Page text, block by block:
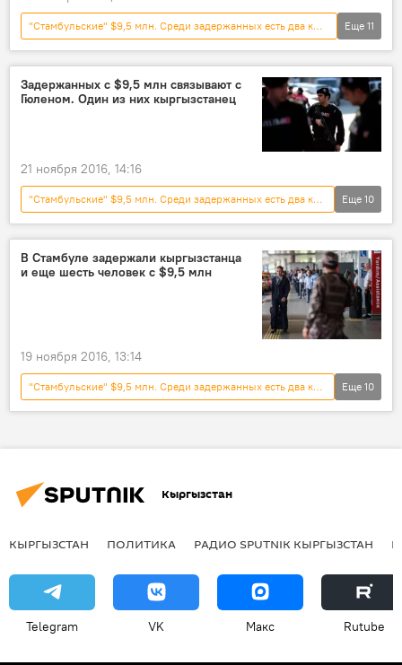
"Стамбульские" $9,5 млн. Среди задержанных есть два кыргызстанца
Общество
Пресс-дайджест
В мире
Кыргызстан
Происшествия
Турция
Еще 11
Задержанных с $9,5 млн связывают с
Гюленом. Один из них кыргызстанец
21 ноября 2016, 14:16
"Стамбульские" $9,5 млн. Среди задержанных есть два кыргызстанца
Общество
Новости
В мире
Пресс-дайджест
Узбекистан
Стамбул
Еще 10
В Стамбуле задержали кыргызстанца
и еще шесть человек с $9,5 млн
19 ноября 2016, 13:14
"Стамбульские" $9,5 млн. Среди задержанных есть два кыргызстанца
Общество
Новости
В мире
незаконный ввоз
Еще 10
Кыргызстан
КЫРГЫЗСТАН ПОЛИТИКА РАДИО SPUTNIK КЫРГЫЗСТАН
Telegram VK Макс Rutube